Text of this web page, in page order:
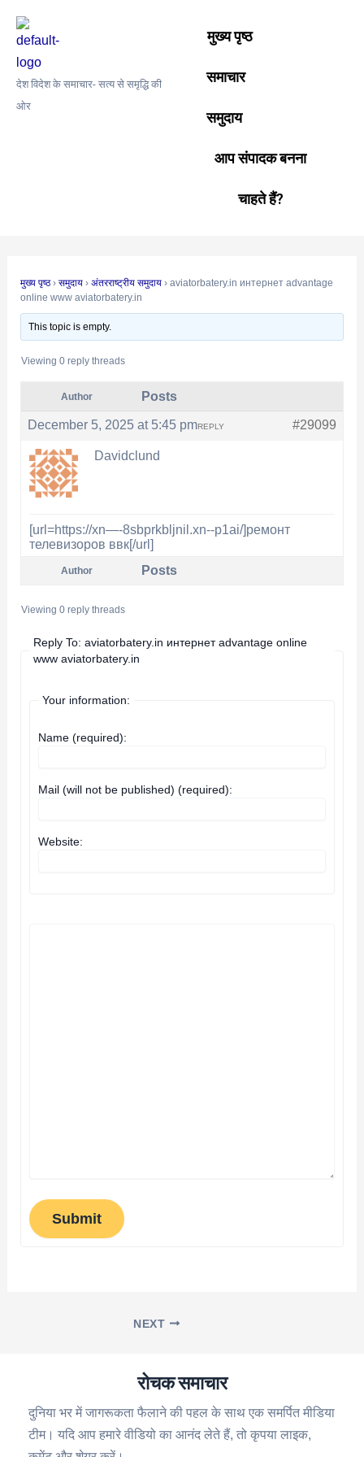
content
देश विदेश के समाचार- सत्य से समृद्धि की
ओर
मुख्य पृष्ठ
समाचार
समुदाय
आप संपादक बनना
चाहते हैं?
मुख्य पृष्ठ › समुदाय › अंतरराष्ट्रीय समुदाय › aviatorbatery.in интернет advantage
online www aviatorbatery.in
This topic is empty.
Viewing 0 reply threads
Author Posts
December 5, 2025 at 5:45 pm #29099
REPLY
Davidclund
[url=https://xn—-8sbprkbljnil.xn--p1ai/]ремонт
телевизоров ввк[/url]
Author Posts
Viewing 0 reply threads
Reply To: aviatorbatery.in интернет advantage online
www aviatorbatery.in
Your information:
Name (required):
Mail (will not be published) (required):
Website:
Submit
navigation
NEXT
रोचक समाचार
दुनिया भर में जागरूकता फैलाने की पहल के साथ एक समर्पित मीडिया
टीम। यदि आप हमारे वीडियो का आनंद लेते हैं, तो कृपया लाइक,